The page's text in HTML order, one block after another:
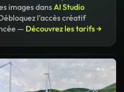
images dansAI Studio
l'accès créatif
— Découvrez les tarifs →